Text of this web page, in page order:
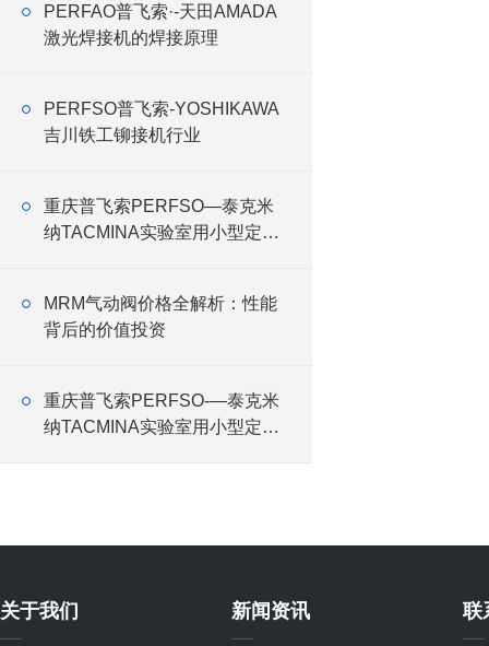
PERFAO普飞索·-天田AMADA
激光焊接机的焊接原理
PERFSO普飞索-YOSHIKAWA
吉川铁工铆接机行业
重庆普飞索PERFSO—泰克米
纳TACMINA实验室用小型定量
MRM气动阀价格全解析：性能
背后的价值投资
重庆普飞索PERFSO-—泰克米
纳TACMINA实验室用小型定量
关于我们 新闻资讯 联